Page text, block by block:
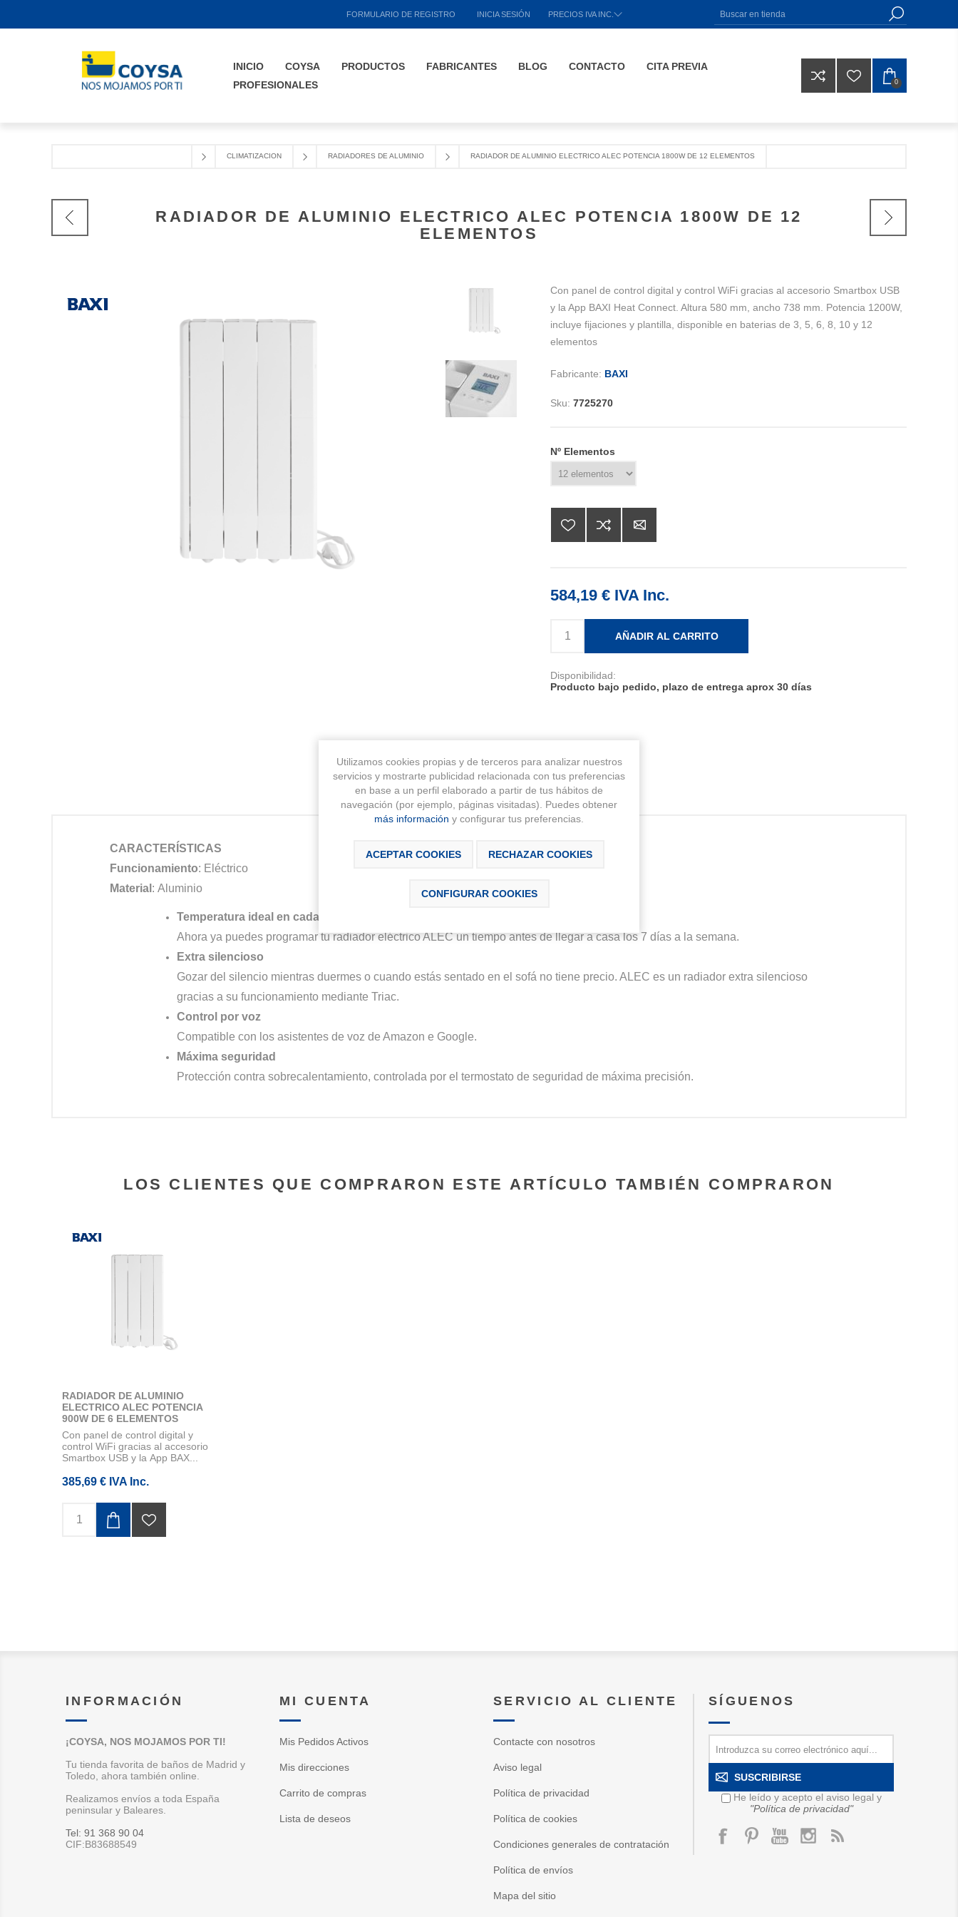
FORMULARIO DE REGISTRO INICIA SESIÓN PRECIOS IVA INC.
INICIO COYSA PRODUCTOS FABRICANTES BLOG CONTACTO
CITA PREVIA
PROFESIONALES
0
CLIMATIZACION RADIADORES DE ALUMINIO RADIADOR DE ALUMINIO ELECTRICO ALEC POTENCIA 1800W DE 12 ELEMENTOS
RADIADOR DE ALUMINIO ELECTRICO ALEC POTENCIA 1800W DE 12
ELEMENTOS
Con panel de control digital y control WiFi gracias al accesorio Smartbox USB
y la App BAXI Heat Connect. Altura 580 mm, ancho 738 mm. Potencia 1200W,
incluye fijaciones y plantilla, disponible en baterias de 3, 5, 6, 8, 10 y 12
elementos
Fabricante: BAXI
Sku: 7725270
Nº Elementos
584,19 € IVA Inc.
AÑADIR AL CARRITO
Disponibilidad:
Producto bajo pedido, plazo de entrega aprox 30 días
DESCRIPCIÓN CONTÁCTANOS
CARACTERÍSTICAS
Funcionamiento: Eléctrico
Material : Aluminio
Temperatura ideal en cada momento
Ahora ya puedes programar tu radiador eléctrico ALEC un tiempo antes de llegar a casa los 7 días a la semana.
Extra silencioso
Gozar del silencio mientras duermes o cuando estás sentado en el sofá no tiene precio. ALEC es un radiador extra silencioso
gracias a su funcionamiento mediante Triac.
Control por voz
Compatible con los asistentes de voz de Amazon e Google.
Máxima seguridad
Protección contra sobrecalentamiento, controlada por el termostato de seguridad de máxima precisión.
LOS CLIENTES QUE COMPRARON ESTE ARTÍCULO TAMBIÉN COMPRARON
RADIADOR DE ALUMINIO
ELECTRICO ALEC POTENCIA
900W DE 6 ELEMENTOS
Con panel de control digital y
control WiFi gracias al accesorio
Smartbox USB y la App BAX...
385,69 € IVA Inc.
INFORMACIÓN
¡COYSA, NOS MOJAMOS POR TI!
Tu tienda favorita de baños de Madrid y
Toledo, ahora también online.
Realizamos envíos a toda España
peninsular y Baleares.
Tel: 91 368 90 04
CIF:B83688549
MI CUENTA
Mis Pedidos Activos
Mis direcciones
Carrito de compras
Lista de deseos
SERVICIO AL CLIENTE
Contacte con nosotros
Aviso legal
Política de privacidad
Política de cookies
Condiciones generales de contratación
Política de envíos
Mapa del sitio
SÍGUENOS
SUSCRIBIRSE
He leído y acepto el aviso legal y
"Política de privacidad"
Utilizamos cookies propias y de terceros para analizar nuestros
servicios y mostrarte publicidad relacionada con tus preferencias
en base a un perfil elaborado a partir de tus hábitos de
navegación (por ejemplo, páginas visitadas). Puedes obtener
más información y configurar tus preferencias.
ACEPTAR COOKIES RECHAZAR COOKIES
CONFIGURAR COOKIES